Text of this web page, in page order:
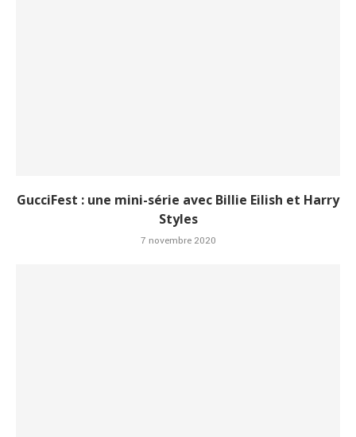
GucciFest : une mini-série avec Billie Eilish et Harry
Styles
7 novembre 2020